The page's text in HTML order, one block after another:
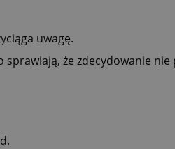
uwagę.
sprawiają, że zdecydowanie